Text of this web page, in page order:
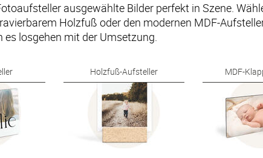
ausgewählte Bilder perfekt in Szene.
Holzfuß oder den modernen MDF-
es losgehen mit der Umsetzung.
Holzfuß-Aufsteller MDF-